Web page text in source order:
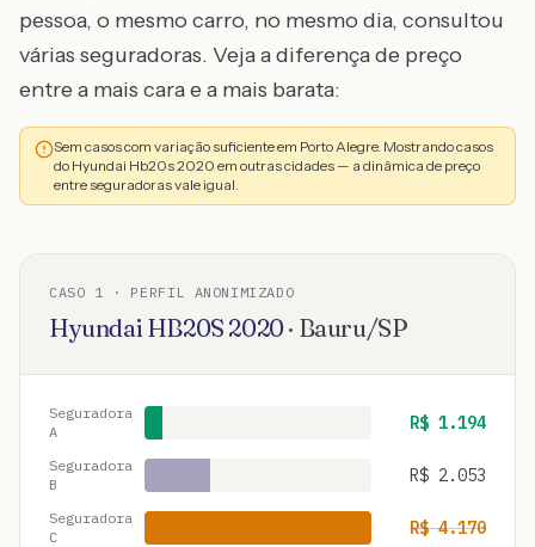
pessoa, o mesmo carro, no mesmo dia, consultou
várias seguradoras. Veja a diferença de preço
entre a mais cara e a mais barata:
Sem casos com variação suficiente em Porto Alegre. Mostrando casos
do Hyundai Hb20s 2020 em outras cidades — a dinâmica de preço
entre seguradoras vale igual.
CASO 1 · PERFIL ANONIMIZADO
Hyundai HB20S 2020· Bauru/SP
Seguradora
A
R$ 1.194
Seguradora
B
R$ 2.053
Seguradora
C
R$4.170